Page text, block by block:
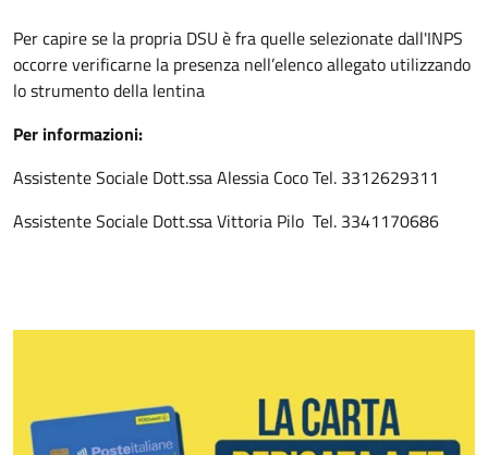
Per capire se la propria DSU è fra quelle selezionate dall'INPS
occorre verificarne la presenza nell’elenco allegato utilizzando
lo strumento della lentina
Per informazioni:
Assistente Sociale Dott.ssa Alessia Coco Tel. 3312629311
Assistente Sociale Dott.ssa Vittoria Pilo Tel. 3341170686